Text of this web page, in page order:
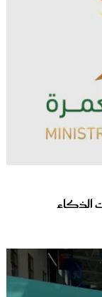
الذكاء